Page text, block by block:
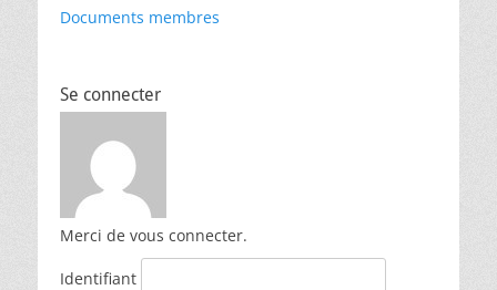
Documents membres
Se connecter
Merci de vous connecter.
Identifiant